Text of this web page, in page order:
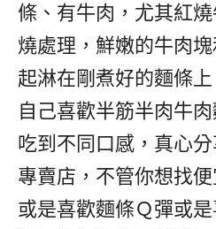
條、有牛肉，尤其紅
燒處理，鮮嫩的牛肉
起淋在剛煮好的麵條
自己喜歡半筋半肉牛
吃到不同口感，真心
專賣店，不管你想找
或是喜歡麵條Ｑ彈或